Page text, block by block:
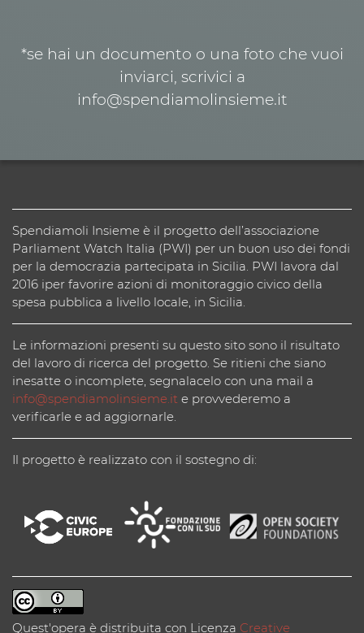
*se hai un documento o una foto che vuoi
inviarci, scrivici a
info@spendiamolinsieme.it
Spendiamoli Insieme è il progetto dell’associazione
Parliament Watch Italia (PWI) per un buon uso dei fondi
per la democrazia partecipata in Sicilia. PWI lavora dal
2016 iper favorire azioni di monitoraggio civico della
spesa pubblica a livello locale, in Sicilia.
Le informazioni presenti su questo sito sono il risultato
del lavoro di ricerca del progetto. Se ritieni che siano
inesatte o incomplete, segnalacelo con una mail a
info@spendiamolinsieme.it e provvederemo a
verificarle e ad aggiornarle.
Il progetto è realizzato con il sostegno di:
Quest'opera è distribuita con Licenza Creative